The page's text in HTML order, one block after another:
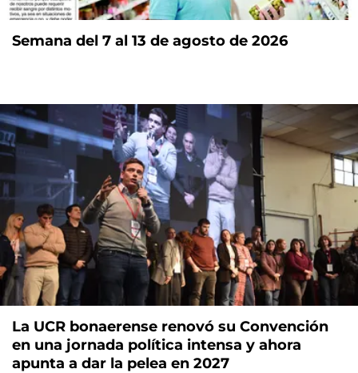
Semana del 7 al 13 de agosto de 2026
La UCR bonaerense renovó su Convención
en una jornada política intensa y ahora
apunta a dar la pelea en 2027